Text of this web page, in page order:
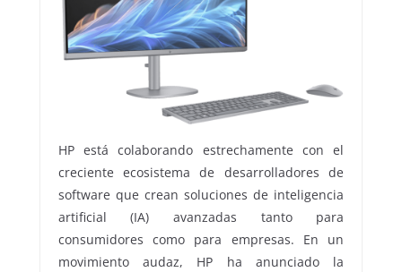
HP está colaborando estrechamente con el
creciente ecosistema de desarrolladores de
software que crean soluciones de inteligencia
artificial (IA) avanzadas tanto para
consumidores como para empresas. En un
movimiento audaz, HP ha anunciado la